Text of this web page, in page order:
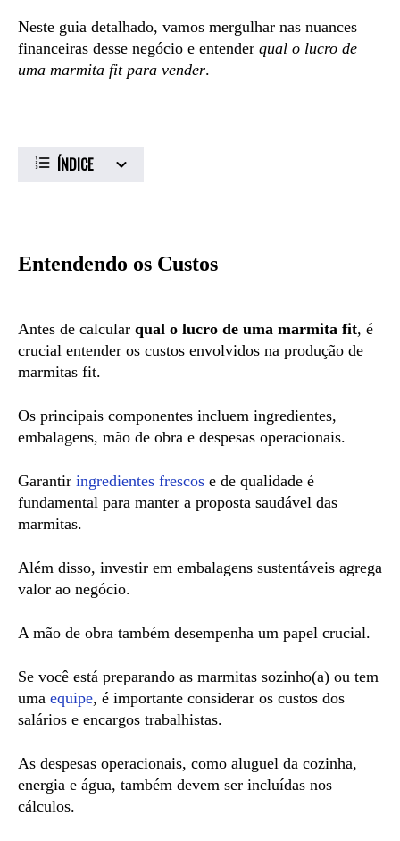
Neste guia detalhado, vamos mergulhar nas nuances
financeiras desse negócio e entender qual o lucro de
uma marmita fit para vender.
ÍNDICE
Entendendo os Custos
Antes de calcular qual o lucro de uma marmita fit, é
crucial entender os custos envolvidos na produção de
marmitas fit.
Os principais componentes incluem ingredientes,
embalagens, mão de obra e despesas operacionais.
Garantir ingredientes frescos e de qualidade é
fundamental para manter a proposta saudável das
marmitas.
Além disso, investir em embalagens sustentáveis agrega
valor ao negócio.
A mão de obra também desempenha um papel crucial.
Se você está preparando as marmitas sozinho(a) ou tem
uma equipe, é importante considerar os custos dos
salários e encargos trabalhistas.
As despesas operacionais, como aluguel da cozinha,
energia e água, também devem ser incluídas nos
cálculos.